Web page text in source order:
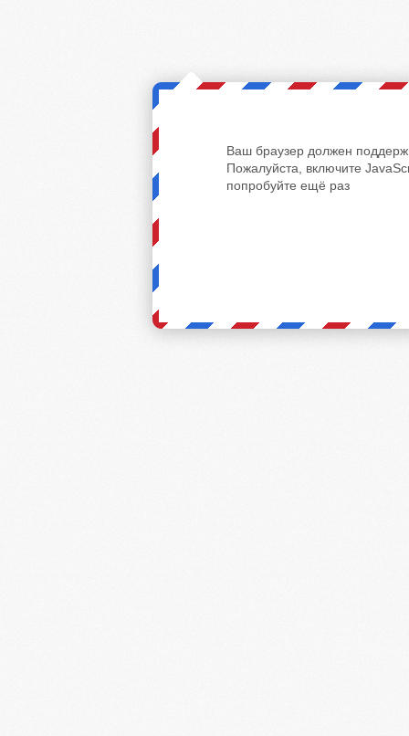
Ваш браузер должен
Пожалуйста, включите
попробуйте ещё раз